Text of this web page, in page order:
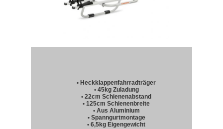
• Heckklappenfahrradträger
• 45kg Zuladung
• 22cm Schienenabstand
• 125cm Schienenbreite
• Aus Aluminium
• Spanngurtmontage
• 6,5kg Eigengewicht